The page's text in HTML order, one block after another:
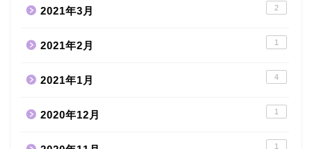
2021年3月 2
2021年2月 1
2021年1月 4
2020年12月 1
1